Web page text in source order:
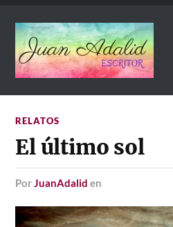
RELATOS
El último sol
porJuanAdalid en